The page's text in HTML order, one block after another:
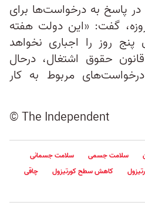
در پاسخ به درخواست‌ها برای
گفت: «این دولت هفته
پنج روز را اجباری نخواهد
حقوق اشتغال، درحال
مربوط به کار
© The Independent
سلامت جسمی
سلامت جسمانی
کاهش سطح کورتیزول
چاقی